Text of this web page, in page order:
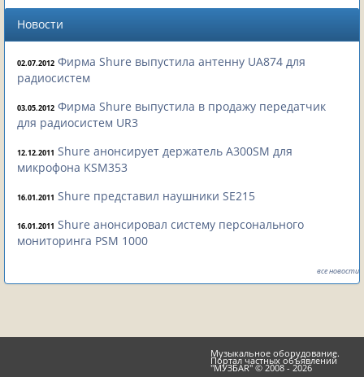
Новости
02.07.2012 Фирма Shure выпустила антенну UA874 для
радиосистем
03.05.2012 Фирма Shure выпустила в продажу передатчик
для радиосистем UR3
12.12.2011 Shure анонсирует держатель A300SM для
микрофона KSM353
16.01.2011 Shure представил наушники SE215
16.01.2011 Shure анонсировал систему персонального
мониторинга PSM 1000
все новости
Музыкальное оборудование.
Портал частных объявлений
"МУЗБАR" © 2008 - 2026